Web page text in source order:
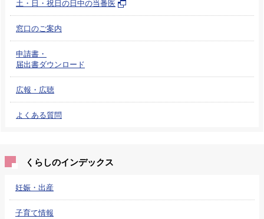
土・日・祝日の日中の当番医
窓口のご案内
申請書・
届出書ダウンロード
広報・広聴
よくある質問
くらしのインデックス
妊娠・出産
子育て情報